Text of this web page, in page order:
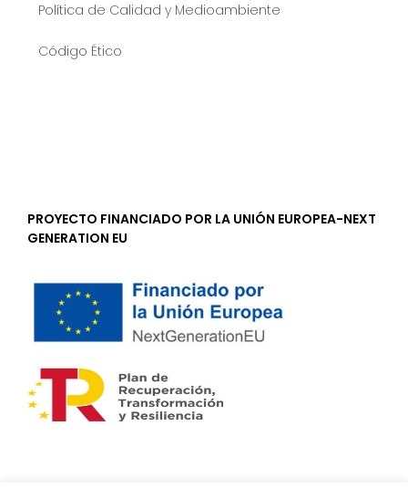
Política de Calidad y Medioambiente
Código Ético
PROYECTO FINANCIADO POR LA UNIÓN EUROPEA-NEXT
GENERATION EU